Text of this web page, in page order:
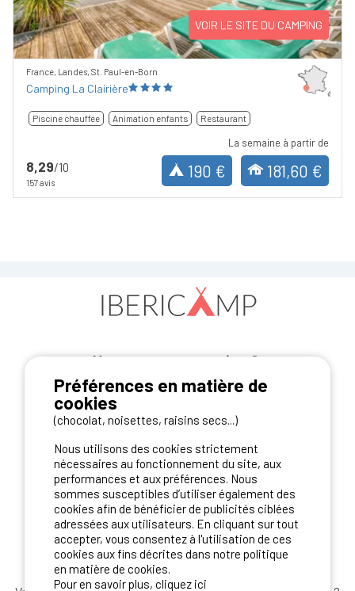
VOIR LE SITE DU CAMPING
France, Landes, St. Paul-en-Born
Camping La Clairière
Piscine chauffée Animation enfants Restaurant
8,29/10
157 avis
La semaine à partir de
190 € 181,60 €
Vous avez un camping ?
Contactez-nous!
Contact Ibericamp
REJOIGNEZ-NOUS
Préférences en matière de
cookies
(chocolat, noisettes, raisins secs...)
Nous utilisons des cookies strictement
nécessaires au fonctionnement du site, aux
performances et aux préférences. Nous
sommes susceptibles d’utiliser également des
cookies afin de bénéficier de publicités ciblées
adressées aux utilisateurs. En cliquant sur tout
accepter, vous consentez à l'utilisation de ces
cookies aux fins décrites dans notre politique
en matière de cookies.
Pour en savoir plus, cliquez ici